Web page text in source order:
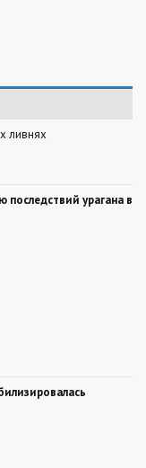
ливнях
урагана в